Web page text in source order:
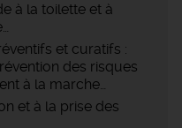
à la toilette et à
et curatifs :
des risques
à la marche…
et à la prise des